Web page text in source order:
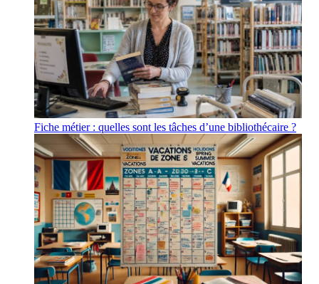
Fiche métier : quelles sont les tâches d’une bibliothécaire ?